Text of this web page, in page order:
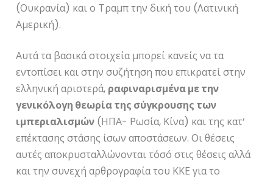
(Ουκρανία) και ο Τραμπ την δική του (Λατινική
Αμερική).
Αυτά τα βασικά στοιχεία μπορεί κανείς να τα
εντοπίσει και στην συζήτηση που επικρατεί στην
ελληνική αριστερά, ραφιναρισμένα με την
γενικόλογη θεωρία της σύγκρουσης των
ιμπεριαλισμών (ΗΠΑ- Ρωσία, Κίνα) και της κατ’
επέκτασης στάσης ίσων αποστάσεων. Οι θέσεις
αυτές αποκρυσταλλώνονται τόσό στις θέσεις αλλά
και την συνεχή αρθρογραφία του ΚΚΕ για το